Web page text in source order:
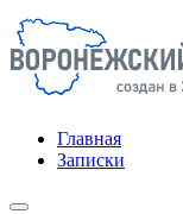
Главная
Записки